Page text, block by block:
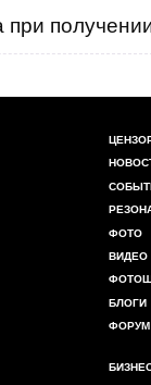
ФОТО
ВИДЕО
БЛОГИ
ФОРУМ